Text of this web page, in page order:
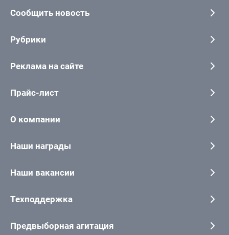
Сообщить новость
Рубрики
Реклама на сайте
Прайс-лист
О компании
Наши награды
Наши вакансии
Техподдержка
Предвыборная агитация